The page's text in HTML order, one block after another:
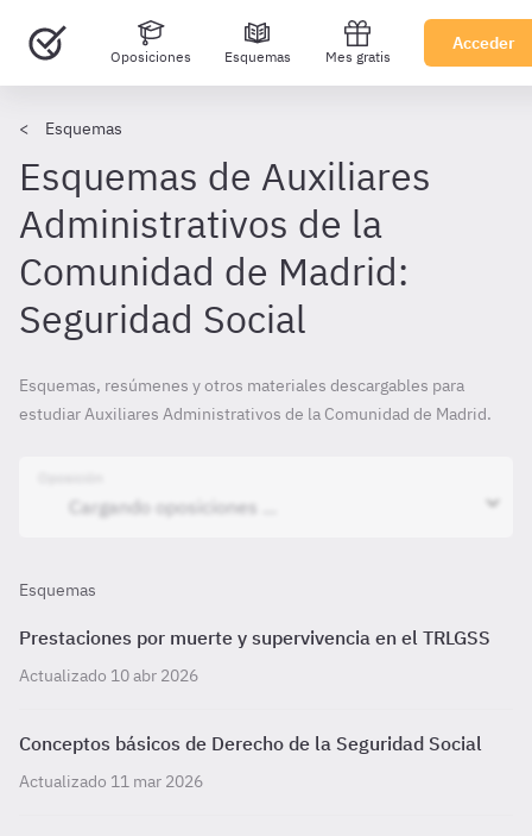
Oposiciones Esquemas Mes gratis
Acceder
Esquemas
Esquemas de Auxiliares
Administrativos de la
Comunidad de Madrid:
Seguridad Social
Esquemas, resúmenes y otros materiales descargables para
estudiar Auxiliares Administrativos de la Comunidad de Madrid.
Esquemas
Prestaciones por muerte y supervivencia en el TRLGSS
Actualizado 10 abr 2026
Conceptos básicos de Derecho de la Seguridad Social
Actualizado 11 mar 2026